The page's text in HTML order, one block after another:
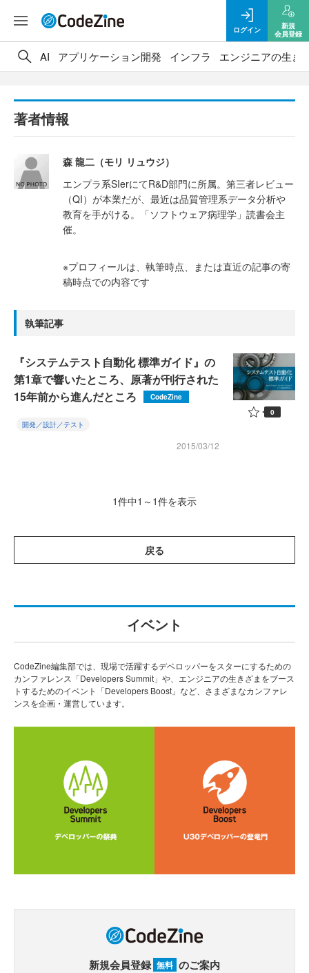
ログイン
新規
会員登録
AI アプリケーション開発 インフラ エンジニアの生き
著者情報
森 龍二（モリ リュウジ）
エンプラ系SIerにてR&D部門に所属。第三者レビュー
（QI）が本業だが、最近は品質管理系データ分析や
教育を手がける。「ソフトウェア病理学」読書会主
催。
※プロフィールは、執筆時点、または直近の記事の寄
稿時点での内容です
執筆記事
『システムテスト自動化 標準ガイド』の
第1章で響いたところ、原著が刊行された
15年前から進んだところ
CodeZine
開発／設計／テスト
2015/03/12
0
1件中1～1件を表示
戻る
イベント
CodeZine編集部では、現場で活躍するデベロッパーをスターにするための
カンファレンス「Developers Summit」や、エンジニアの生きざまをブース
トするためのイベント「Developers Boost」など、さまざまなカンファレ
ンスを企画・運営しています。
新規会員登録 無料 のご案内